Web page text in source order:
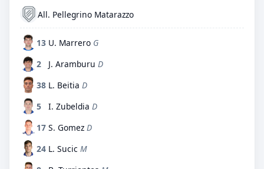
All. Pellegrino Matarazzo
13 U. Marrero G
2
J. Aramburu D
38 L. Beitia D
5
I. Zubeldia D
17 S. Gomez D
24 L. Sucic M